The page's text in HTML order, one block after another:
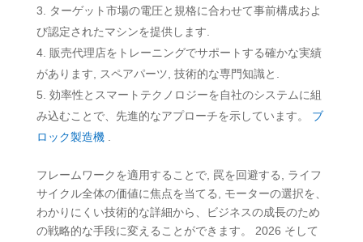
ターゲット市場の電圧と規格に合わせて事前構成およ
び認定されたマシンを提供します
販売代理店をトレーニングでサポートする確かな実績
があります, スペアパーツ, 技術的な専門知識と.
効率性とスマートテクノロジーを自社のシステムに組
み込むことで、先進的なアプローチを示しています。 ブ
ロック製造機
フレームワークを適用することで, 罠を回避する, ライフ
サイクル全体の価値に焦点を当てる, モーターの選択を、
わかりにくい技術的な詳細から、ビジネスの成長のため
の戦略的な手段に変えることができます。 2026 そして